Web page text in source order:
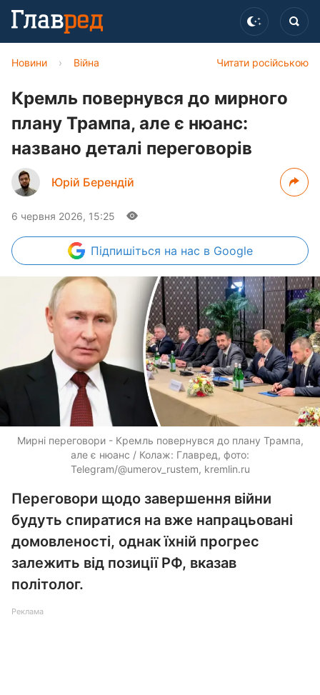
Читати російською
Новини › Війна
Кремль повернувся до мирного
плану Трампа, але є нюанс:
названо деталі переговорів
Юрій Берендій
6 червня 2026, 15:25
Підпишіться на нас в Google
Мирні переговори - Кремль повернувся до плану Трампа,
але є нюанс / Колаж: Главред, фото:
Telegram/@umerov_rustem, kremlin.ru
Переговори щодо завершення війни
будуть спиратися на вже напрацьовані
домовленості, однак їхній прогрес
залежить від позиції РФ, вказав
політолог.
Реклама